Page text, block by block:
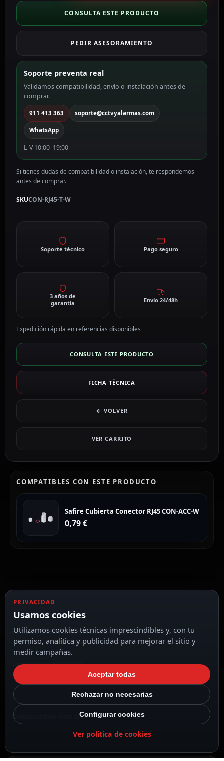
Conector
entrada
hembra
CON-
RJ45-
cantidad
CONSULTA ESTE PRODUCTO
PEDIR ASESORAMIENTO
Soporte preventa real
Validamos compatibilidad, envío o instalación antes de
comprar.
911 413 363 soporte@cctvyalarmas.com
WhatsApp
L-V 10:00–19:00
Si tienes dudas de compatibilidad o instalación, te respondemos
antes de comprar.
SKUCON-RJ45-T-W
Soporte técnico Pago seguro
3 años de
garantía
Envío 24/48h
Expedición rápida en referencias disponibles
CONSULTA ESTE PRODUCTO
FICHA TÉCNICA
← VOLVER
VER CARRITO
COMPATIBLES CON ESTE PRODUCTO
Safire Cubierta Conector RJ45 CON-ACC-W
0,79€
CARACTERÍSTICAS DESTACADAS
VER TODAS LAS CARACTERÍSTICAS
Impermeable IP68
Compatible con UTP
PRIVACIDAD
Usamos cookies
Utilizamos cookies técnicas imprescindibles y, con tu
permiso, analítica y publicidad para mejorar el sitio y
medir campañas.
Aceptar todas
Rechazar no necesarias
Configurar cookies
Ver política de cookies